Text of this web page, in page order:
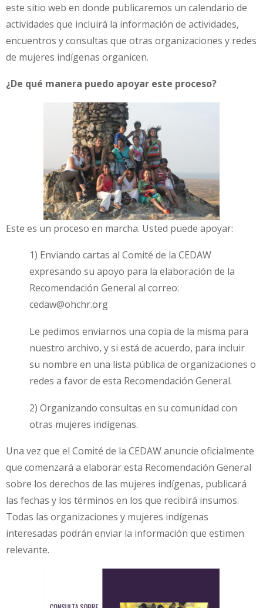
este sitio web en donde publicaremos un calendario de
actividades que incluirá la información de actividades,
encuentros y consultas que otras organizaciones y redes
de mujeres indígenas organicen.
¿De qué manera puedo apoyar este proceso?
Este es un proceso en marcha. Usted puede apoyar:
1) Enviando cartas al Comité de la CEDAW
expresando su apoyo para la elaboración de la
Recomendación General al correo:
cedaw@ohchr.org
Le pedimos enviarnos una copia de la misma para
nuestro archivo, y si está de acuerdo, para incluir
su nombre en una lista pública de organizaciones o
redes a favor de esta Recomendación General.
2) Organizando consultas en su comunidad con
otras mujeres indígenas.
Una vez que el Comité de la CEDAW anuncie oficialmente
que comenzará a elaborar esta Recomendación General
sobre los derechos de las mujeres indígenas, publicará
las fechas y los términos en los que recibirá insumos.
Todas las organizaciones y mujeres indígenas
interesadas podrán enviar la información que estimen
relevante.